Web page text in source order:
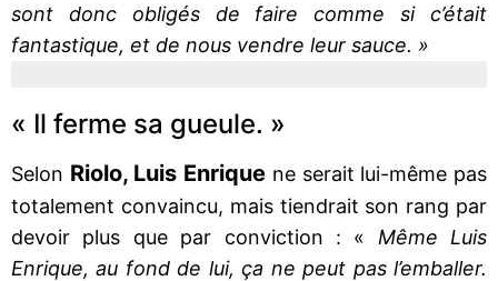
sont donc obligés de faire comme si c’était
fantastique, et de nous vendre leur sauce. »
« Il ferme sa gueule. »
Selon Riolo, Luis Enrique ne serait lui-même pas
totalement convaincu, mais tiendrait son rang par
devoir plus que par conviction : « Même Luis
Enrique, au fond de lui, ça ne peut pas l’emballer.